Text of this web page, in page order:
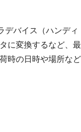
バイス（ハンデ
に変換するなど、
時の日時や場所な